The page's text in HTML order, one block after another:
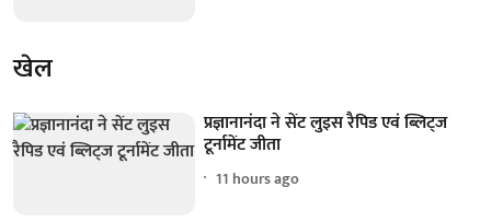
खेल
प्रज्ञानानंदा ने सेंट लुइस रैपिड एवं ब्लिट्ज
टूर्नामेंट जीता
11 hours ago